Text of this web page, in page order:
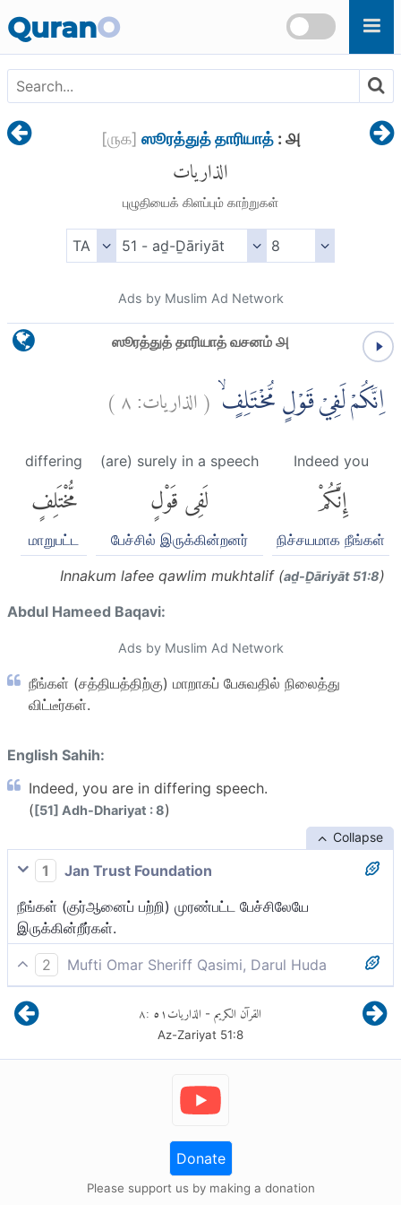
QuranO
[௫௧] ஸூரத்துத் தாரியாத்: ௮
الذاريات
புழுதியைக் கிளப்பும் காற்றுகள்
Ads by Muslim Ad Network
ஸூரத்துத் தாரியாத் வசனம் ௮
اِنَّكُمْ لَفِيْ قَوْلٍ مُّخْتَلِفٍۙ (الذاريات:٨)
Indeed you
إِنَّكُمْ
நிச்சயமாக நீங்கள்
(are) surely in a speech
لَفِى قَوْلٍ
பேச்சில் இருக்கின்றனர்
differing
مُّخْتَلِفٍ
மாறுபட்ட
Innakum lafee qawlim mukhtalif (aḏ-Ḏāriyāt 51:8)
Abdul Hameed Baqavi:
Ads by Muslim Ad Network
நீங்கள் (சத்தியத்திற்கு) மாறாகப் பேசுவதில் நிலைத்து
விட்டீர்கள்.
English Sahih:
Indeed, you are in differing speech.
([51] Adh-Dhariyat : 8)
Collapse
1
Jan Trust Foundation
நீங்கள் (குர்ஆனைப் பற்றி) முரண்பட்ட பேச்சிலேயே
இருக்கின்றீர்கள்.
2
Mufti Omar Sheriff Qasimi, Darul Huda
நிச்சயமாக நீங்கள் (இந்த குர்ஆன் விஷயத்தில்
ஒருவருக்கொருவர்) மாறுபட்ட பேச்சில் (-மாறுபட்ட கருத்தைக்
கூறுவதில்) இருக்கின்றனர்.
القرآن الكريم - الذاريات٥١:٨
Az-Zariyat 51:8
Donate
Please support us by making a donation